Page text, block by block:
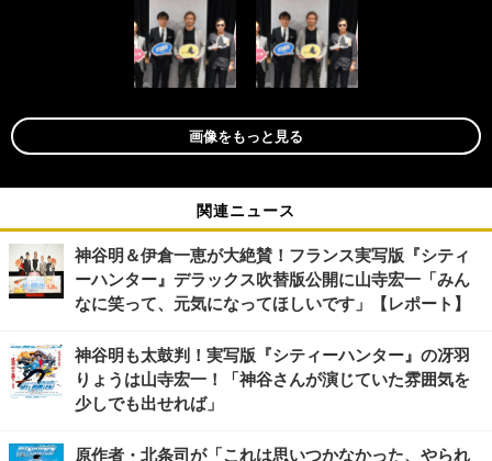
画像をもっと見る
関連ニュース
神谷明＆伊倉一恵が大絶賛！フランス実写版『シティ
ーハンター』デラックス吹替版公開に山寺宏一「みん
なに笑って、元気になってほしいです」【レポート】
神谷明も太鼓判！実写版『シティーハンター』の冴羽
りょうは山寺宏一！「神谷さんが演じていた雰囲気を
少しでも出せれば」
原作者・北条司が「これは思いつかなかった、やられ